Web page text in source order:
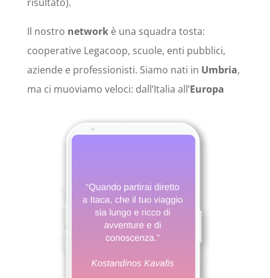
Il nostro networkè una squadra tosta:
cooperative Legacoop, scuole, enti pubblici,
aziende e professionisti. Siamo nati in Umbria,
ma ci muoviamo veloci: dall’Italia all’Europa